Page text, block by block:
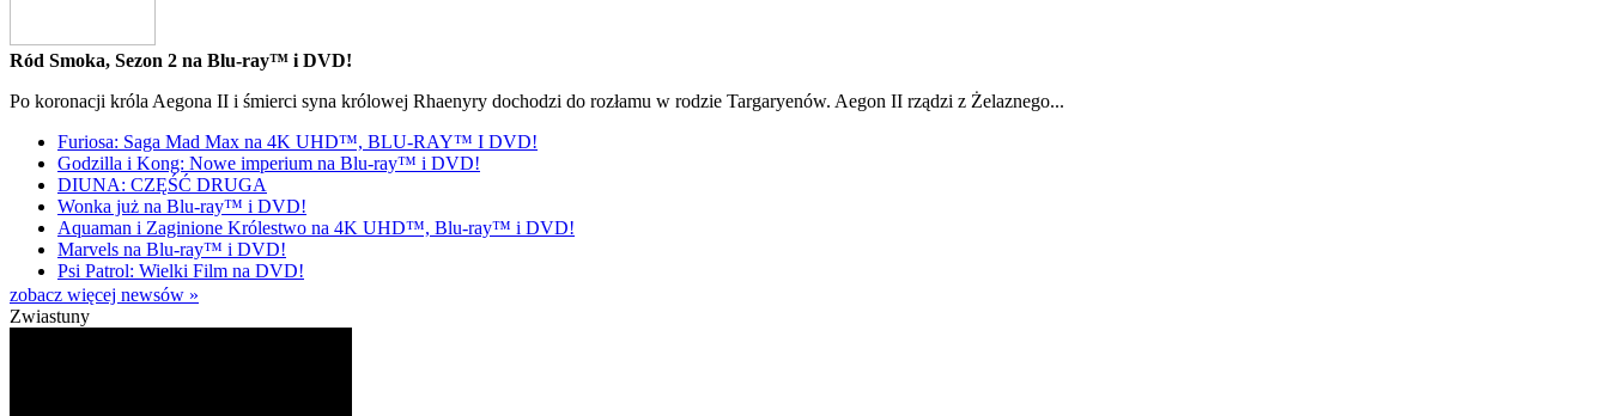
Ród Smoka, Sezon 2 na Blu-ray™ i DVD!
Po koronacji króla Aegona II i śmierci syna królowej Rhaenyry dochodzi do rozłamu w rodzie Targaryenów. Aegon II rządzi z Żelaznego...
Furiosa: Saga Mad Max na 4K UHD™, BLU-RAY™ I DVD!
Godzilla i Kong: Nowe imperium na Blu-ray™ i DVD!
DIUNA: CZĘŚĆ DRUGA
Wonka już na Blu-ray™ i DVD!
Aquaman i Zaginione Królestwo na 4K UHD™, Blu-ray™ i DVD!
Marvels na Blu-ray™ i DVD!
Psi Patrol: Wielki Film na DVD!
zobacz więcej newsów »
Zwiastuny